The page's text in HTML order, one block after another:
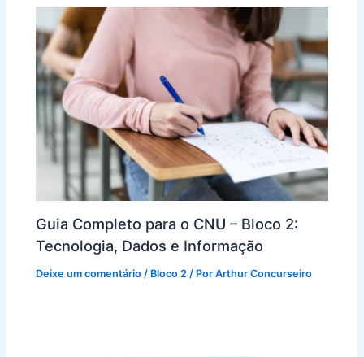
Guia Completo para o CNU – Bloco 2:
Tecnologia, Dados e Informação
Deixe um comentário / Bloco 2 / PorArthur Concurseiro